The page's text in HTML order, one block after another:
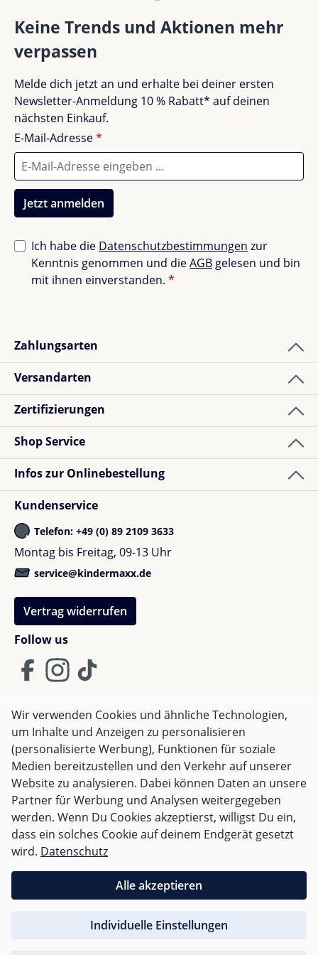
Akzeptierbar (0)
Unbefriedigend (0) 0%
Bewerte dieses Produkt!
Teile deine Erfahrungen mit anderen Kunden.
Bewertungen nur in der aktuellen Sprache anzeigen.
1Bewertung
Verena P.
Verified buyer
Sehr hochwertige Tasche, tolles Material
Keine Trends und Aktionen mehr
verpassen
Melde dich jetzt an und erhalte bei deiner ersten
Newsletter-Anmeldung 10 % Rabatt* auf deinen
nächsten Einkauf.
E-Mail-Adresse*
Jetzt anmelden
Ich habe die Datenschutzbestimmungen zur
Kenntnis genommen und dieAGB gelesen und bin
mit ihnen einverstanden. *
Zahlungsarten
Versandarten
Zertifizierungen
Follow us
Shop Service
Infos zur Onlinebestellung
Kundenservice
Telefon: +49 (0) 89 2109 3633
Montag bis Freitag, 09-13 Uhr
service@kindermaxx.de
Vertrag widerrufen
AGB Impressum
Datenschutz
Widerrufsrecht
Alle Preise inkl. gesetzl. Mehrwertsteuer zzgl.Versandkosten
und ggf. Nachnahmegebühren, wenn nicht anders
angegeben.
Für Deutschland sind Bestellungen ab 50,- EUR
versandkostenfrei.
Für andere Länder wird nachGewicht abgerechnet
Wir verwenden Cookies und ähnliche Technologien,
um Inhalte und Anzeigen zu personalisieren
(personalisierte Werbung), Funktionen für soziale
Medien bereitzustellen und den Verkehr auf unserer
Website zu analysieren. Dabei können Daten an unsere
Partner für Werbung und Analysen weitergegeben
werden. Wenn Du Cookies akzeptierst, willigst Du ein,
dass ein solches Cookie auf deinem Endgerät gesetzt
wird. Datenschutz
Individuelle Einstellungen
Alle akzeptieren